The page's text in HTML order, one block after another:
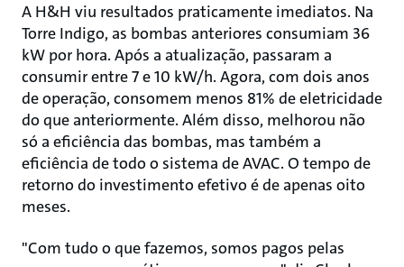
A H&H viu resultados praticamente imediatos. Na
Torre Indigo, as bombas anteriores consumiam 36
kW por hora. Após a atualização, passaram a
consumir entre 7 e 10 kW/h. Agora, com dois anos
de operação, consomem menos 81% de eletricidade
do que anteriormente. Além disso, melhorou não
só a eficiência das bombas, mas também a
eficiência de todo o sistema de AVAC. O tempo de
retorno do investimento efetivo é de apenas oito
meses.
"Com tudo o que fazemos, somos pagos pelas